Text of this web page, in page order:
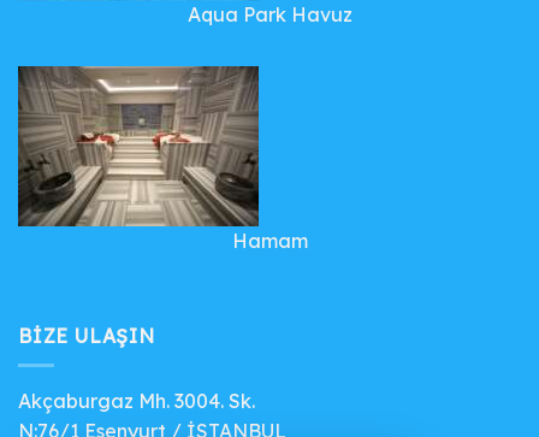
Aqua Park Havuz
Hamam
BIZE ULAŞIN
Akçaburgaz Mh. 3004. Sk.
N:76/1 Esenyurt / İSTANBUL